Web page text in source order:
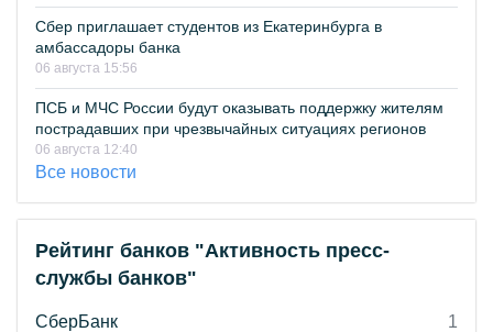
Сбер приглашает студентов из Екатеринбурга в
амбассадоры банка
06 августа 15:56
ПСБ и МЧС России будут оказывать поддержку жителям
пострадавших при чрезвычайных ситуациях регионов
06 августа 12:40
Все новости
Рейтинг банков "Активность пресс-
службы банков"
СберБанк
1